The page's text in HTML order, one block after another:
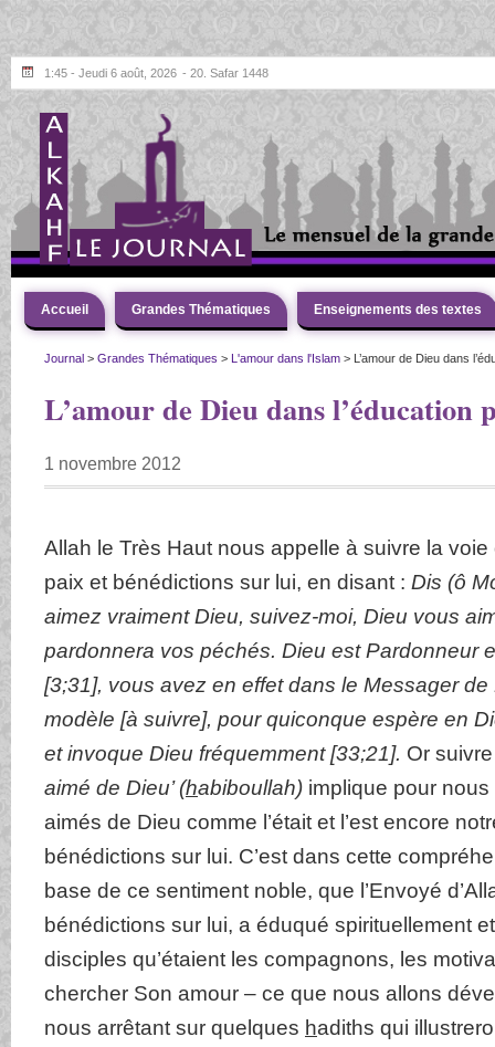
1:45 - Jeudi 6 août, 2026 - 20. Safar 1448
Accueil Grandes Thématiques Enseignements des textes
Journal > Grandes Thématiques > L'amour dans l'Islam > L’amour de Dieu dans
L’amour de Dieu dans l’éducation
1 novembre 2012
Allah le Très Haut nous appelle à suivre la
paix et bénédictions sur lui, en disant : Dis (ô
aimez vraiment Dieu, suivez-moi, Dieu vous
pardonnera vos péchés. Dieu est Pardonneur
[3;31], vous avez en effet dans le Messager
modèle [à suivre], pour quiconque espère en
et invoque Dieu fréquemment [33;21]. Or
aimé de Dieu’ (habiboullah) implique pour
aimés de Dieu comme l’était et l’est encore
bénédictions sur lui. C’est dans cette
base de ce sentiment noble, que l’Envoyé
bénédictions sur lui, a éduqué spirituellement
disciples qu’étaient les compagnons, les
chercher Son amour – ce que nous allons
nous arrêtant sur quelques hadiths qui